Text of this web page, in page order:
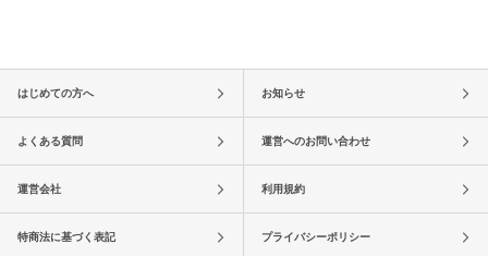
はじめての方へ お知らせ
よくある質問 運営へのお問い合わせ
運営会社 利用規約
特商法に基づく表記 プライバシーポリシー